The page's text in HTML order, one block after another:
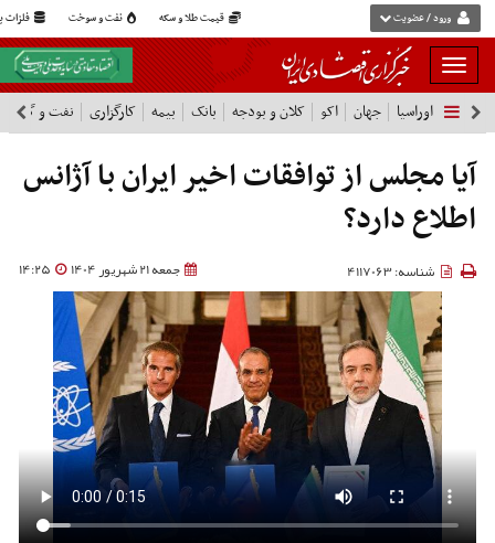
قیمت طلا و سکه نفت و سوخت فلزات ورود / عضویت
بار
و
بسته
نمودن
فهرست
اوراسیا جهان اکو کلان و بودجه بانک بیمه کارگزاری نفت و گاز
آیا مجلس از توافقات اخیر ایران با آژانس
اطلاع دارد؟
جمعه 21 شهریور 1404 14:25 شناسه: 4117063